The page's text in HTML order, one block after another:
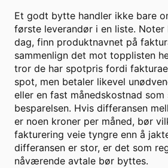
Et godt bytte handler ikke bare
første leverandør i en liste. Noter
dag, finn produktnavnet på
sammenlign det mot topplisten
tror de har spotpris fordi
spot, men betaler likevel
eller en fast månedskostnad som
besparelsen. Hvis differansen
er noen kroner per måned, bør
fakturering veie tyngre enn å
differansen er stor, er det som
nåværende avtale bør byttes.